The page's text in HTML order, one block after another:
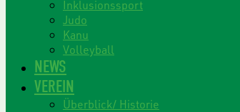
Inklusionssport
Judo
Kanu
Volleyball
NEWS
VEREIN
Überblick/ Historie